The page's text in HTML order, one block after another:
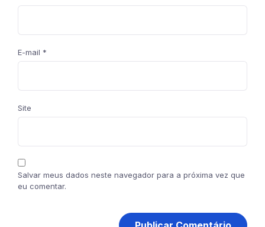
E-mail *
Site
Salvar meus dados neste navegador para a próxima vez que
eu comentar.